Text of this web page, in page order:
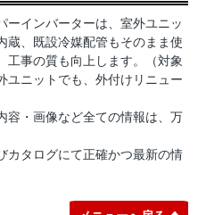
ーインバーターは、室外ユニッ
蔵、既設冷媒配管もそのまま使
工事の質も向上します。（対象
ユニットでも、外付けリニュー
・画像など全ての情報は、万
カタログにて正確かつ最新の情